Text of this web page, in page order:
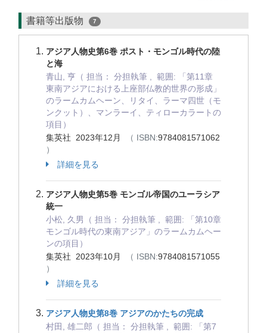
書籍等出版物 7
アジア人物史第6巻 ポスト・モンゴル時代の陸
と海
青山, 亨（ 担当： 分担執筆 , 範囲: 「第11章
東南アジアにおける上座部仏教的世界の形成」
のラームカムヘーン、リタイ、ラーマ四世（モ
ンクット）、マンラーイ、ティローカラートの
項目）
集英社 2023年12月
（ ISBN:9784081571062
）
詳細を見る
アジア人物史第5巻 モンゴル帝国のユーラシア
統一
小松, 久男（ 担当： 分担執筆 , 範囲: 「第10章
モンゴル時代の東南アジア」のラームカムヘー
ンの項目）
集英社 2023年10月
（ ISBN:9784081571055
）
詳細を見る
アジア人物史第8巻 アジアのかたちの完成
村田, 雄二郎（ 担当： 分担執筆 , 範囲: 「第7